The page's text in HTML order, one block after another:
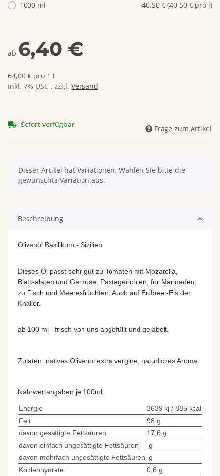
1000 ml
40,50 € (40,50 € pro l)
ab 6,40 €
64,00 € pro 1 l
inkl. 7% USt. , zzgl. Versand
Sofort verfügbar Frage zum Artikel
x
Dieser Artikel hat Variationen. Wählen Sie bitte die
gewünschte Variation aus.
Beschreibung
Olivenöl Basilikum - Sizilien
Dieses Öl passt sehr gut zu Tomaten mit Mozarella,
Blattsalaten und Gemüse, Pastagerichten, für Marinaden,
zu Fisch und Meeresfrüchten. Auch auf Erdbeer-Eis der
Knaller.
ab 100 ml - frisch von uns abgefüllt und gelabelt.
Zutaten: natives Olivenöl extra vergine, natürliches Aroma.
Nährwertangaben je 100ml:
Energie
3639 kj / 885 kcal
Fett
98 g
davon gesättigte Fettsäuren
17,6 g
davon einfach ungesättigte Fettsäuren
g
davon mehrfach ungesättigte Fettsäuren g
Kohlenhydrate
0,6 g